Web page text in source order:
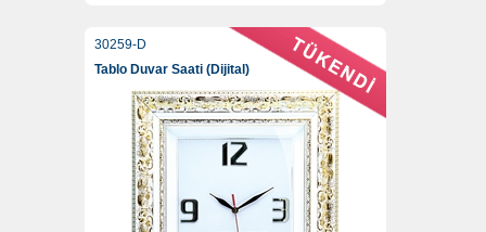
30259-D
Tablo Duvar Saati (Dijital)